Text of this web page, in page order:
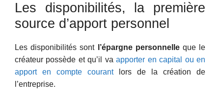
Les disponibilités, la première
source d’apport personnel
Les disponibilités sont l’épargne personnelleque le
créateur possède et qu’il va apporter en capital ou en
apport en compte courantlors de la création de
l’entreprise.